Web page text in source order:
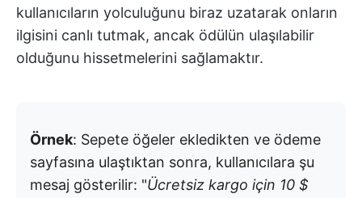
kullanıcıların yolculuğunu biraz uzatarak onların
ilgisini canlı tutmak, ancak ödülün ulaşılabilir
olduğunu hissetmelerini sağlamaktır.
Örnek: Sepete öğeler ekledikten ve ödeme
sayfasına ulaştıktan sonra, kullanıcılara şu
mesaj gösterilir: "Ücretsiz kargo için 10 $